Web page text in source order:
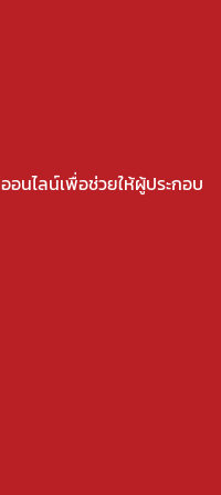
นไลน์เพื่อช่วยให้ผู้ประกอบ